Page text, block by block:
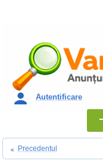
Autentificare
Precedentul